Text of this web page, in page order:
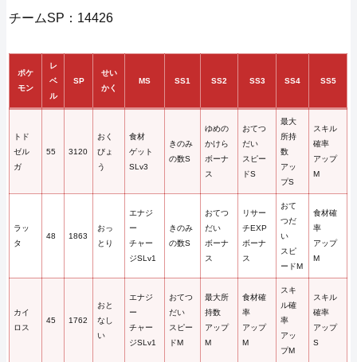
チームSP：14426
ポケ
モン
レ
ベ
ル
SP
せい
かく
MS SS1 SS2 SS3 SS4 SS5
トド
ゼル
ガ
55 3120
おく
びょ
う
食材
ゲット
SLv3
きのみ
の数S
ゆめの
かけら
ボーナ
ス
おてつ
だい
スピー
ドS
最大
所持
数
アッ
プS
スキル
確率
アップ
M
ラッ
タ
48 1863
おっ
とり
エナジ
ー
チャー
ジSLv1
きのみ
の数S
おてつ
だい
ボーナ
ス
リサー
チEXP
ボーナ
ス
おて
つだ
い
スピ
ードM
食材確
率
アップ
M
カイ
ロス
45 1762
おと
なし
い
エナジ
ー
チャー
ジSLv1
おてつ
だい
スピー
ドM
最大所
持数
アップ
M
食材確
率
アップ
M
スキ
ル確
率
アッ
プM
スキル
確率
アップ
S